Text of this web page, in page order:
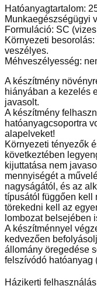
Hatóanyagtartalom:
Munkaegészségügyi
Formuláció: SC
Környezeti
veszélyes.
Méhveszélyesség:
A készítmény
hiányában a kezelés
javasolt.
A készítmény
hatóanyagcsoportra
alapelveket!
Környezeti tényezők
következtében
kijuttatása nem
mennyiségét a
nagyságától, és az
típusától függően kell
törekedni kell az
lombozat belsejében
A készítménnyel
kedvezően
állomány öregedése
felszívódó hatóanyag
Házikerti